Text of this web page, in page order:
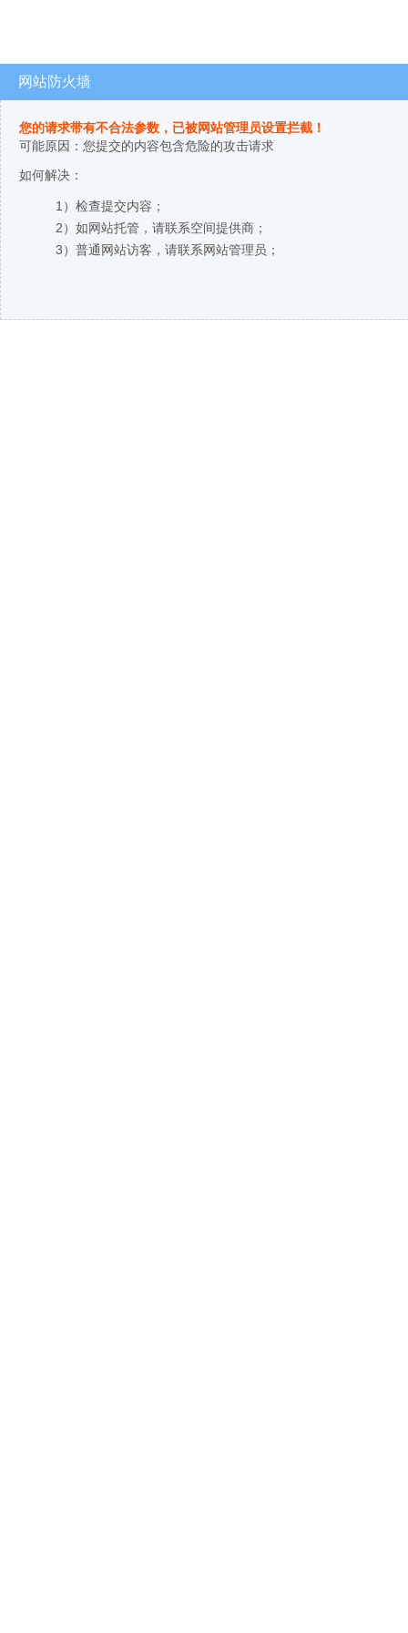
网站防火墙
您的请求带有不合法参数，已被网站管理员设置拦截！
可能原因：您提交的内容包含危险的攻击请求
如何解决：
1）检查提交内容；
2）如网站托管，请联系空间提供商；
3）普通网站访客，请联系网站管理员；